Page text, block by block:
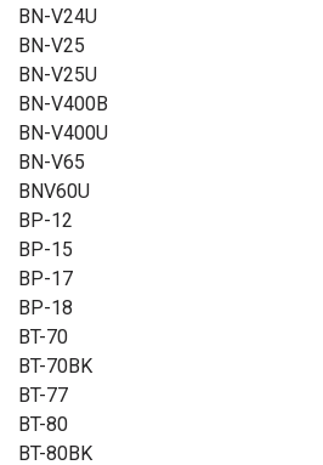
BN-V24U
BN-V25
BN-V25U
BN-V400B
BN-V400U
BN-V65
BNV60U
BP-12
BP-15
BP-17
BP-18
BT-70
BT-70BK
BT-77
BT-80
BT-80BK